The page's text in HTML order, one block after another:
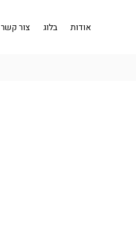
אודות
בלוג צור קשר